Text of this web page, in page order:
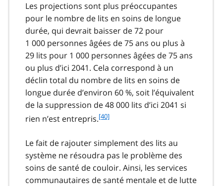
t
n
o
t
e
9
Les projections sont plus préoccupantes
pour le nombre de lits en soins de longue
durée, qui devrait baisser de 72 pour
1 000 personnes âgées de 75 ans ou plus à
29 lits pour 1 000 personnes âgées de 75 ans
ou plus d’ici 2041. Cela correspond à un
déclin total du nombre de lits en soins de
longue durée d’environ 60 %, soit l’équivalent
de la suppression de 48 000 lits d’ici 2041 si
rien n’est entrepris.f
t
n
o
t
[40]
Le fait de rajouter simplement des lits au
système ne résoudra pas le problème des
soins de santé de couloir. Ainsi, les services
communautaires de santé mentale et de lutte